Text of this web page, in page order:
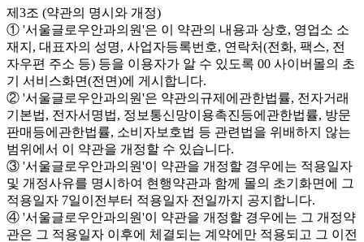
제3조 (약관의 명시와 개정)
① '서울글로우안과의원'은 이 약관의 내용과 상호, 영업소 소
재지, 대표자의 성명, 사업자등록번호, 연락처(전화, 팩스, 전
자우편 주소 등) 등을 이용자가 알 수 있도록 00 사이버몰의 초
기 서비스화면(전면)에 게시합니다.
② '서울글로우안과의원'은 약관의규제에관한법률, 전자거래
기본법, 전자서명법, 정보통신망이용촉진등에관한법률, 방문
판매등에관한법률, 소비자보호법 등 관련법을 위배하지 않는
범위에서 이 약관을 개정할 수 있습니다.
③ '서울글로우안과의원'이 약관을 개정할 경우에는 적용일자
및 개정사유를 명시하여 현행약관과 함께 몰의 초기화면에 그
적용일자 7일이전부터 적용일자 전일까지 공지합니다.
④ '서울글로우안과의원'이 약관을 개정할 경우에는 그 개정약
관은 그 적용일자 이후에 체결되는 계약에만 적용되고 그 이전